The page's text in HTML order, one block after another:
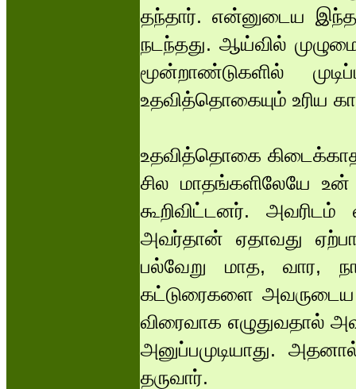
தந்தார். என்னுடைய
நடந்தது. ஆய்வில்
மூன்றாண்டுகளில்
உதவித்தொகையும் உரிய
உதவித்தொகை
சில மாதங்களிலேயே
கூறிவிட்டனர்.
அவர்தான் ஏதாவது
பல்வேறு மாத, வார,
கட்டுரைகளை அவருடைய
விரைவாக எழுதுவதால்
அனுப்பமுடியாது.
தருவார்.